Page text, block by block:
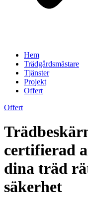
Hem
Trädgårdsmästare
Tjänster
Projekt
Offert
Offert
certifierad
dina träd
säkerhet